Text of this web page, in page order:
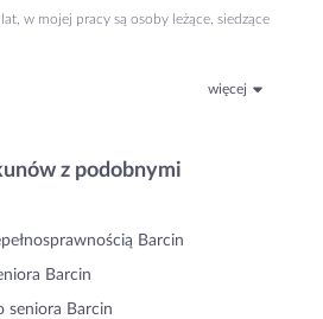
w mojej pracy są osoby leżące, siedzące
więcej
z podobnymi
Barcin
Barcin
seniora Barcin